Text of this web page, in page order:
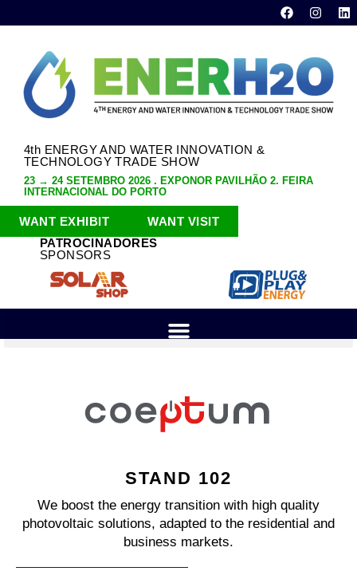
4th ENERGY AND WATER INNOVATION &
TECHNOLOGY TRADE SHOW
23 → 24 SETEMBRO 2026 . EXPONOR PAVILHÃO 2. FEIRA
INTERNACIONAL DO PORTO
WANT EXHIBIT
WANT VISIT
PATROCINADORES
SPONSORS
STAND 102
We boost the energy transition with high quality
photovoltaic solutions, adapted to the residential and
business markets.